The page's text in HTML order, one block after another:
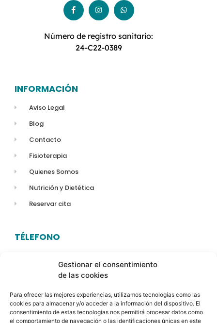
Gestionar el consentimiento
de las cookies
Para ofrecer las mejores experiencias, utilizamos tecnologías como las
cookies para almacenar y/o acceder a la información del dispositivo. El
consentimiento de estas tecnologías nos permitirá procesar datos como
el comportamiento de navegación o las identificaciones únicas en este
Número de registro sanitario:
24-C22-0389
INFORMACIÓN
Aviso Legal
Blog
Contacto
Fisioterapia
Quienes Somos
Nutrición y Dietética
Reservar cita
TÉLEFONO
Lunes a Viernes:9:00 am a 21:00 pm